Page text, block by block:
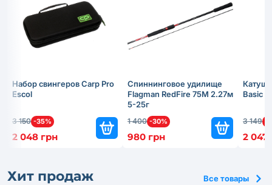
Набор свингеров Carp Pro
Escol
3 150 -35%
2 048 грн
Спиннинговое удилище
Flagman RedFire 75M 2.27м
5-25г
1 400 -30%
980 грн
Basic
3 149
2 047
Хит продаж Все товары